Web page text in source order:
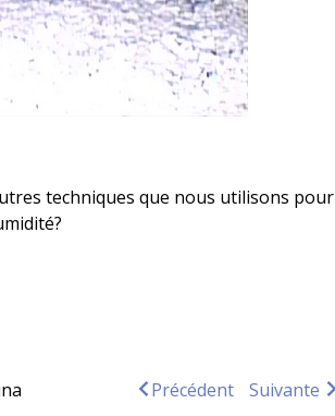
techniques que nous utilisons pour
Précédent Suivante